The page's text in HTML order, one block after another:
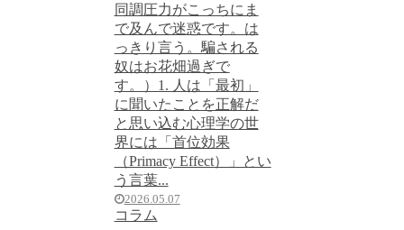
同調圧力がこっちにま
で及んで迷惑です。は
っきり言う。騙される
奴はお花畑過ぎで
す。）1. 人は「最初」
に聞いたことを正解だ
と思い込む心理学の世
界には「首位効果
（Primacy Effect）」とい
う言葉...
2026.05.07
コラム